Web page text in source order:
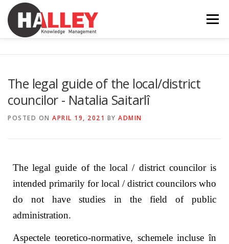
Menu
CONTACT INTRANET EN
The legal guide of the local/district
councilor - Natalia Saitarlî
POSTED ON APRIL 19, 2021 BY ADMIN
The legal guide of the local / district councilor is
intended primarily for local / district councilors who
do not have studies in the field of public
administration.
Aspectele teoretico-normative, schemele incluse în